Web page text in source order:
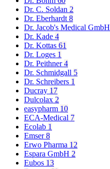
Dr. C. Soldan 2
Dr. Eberhardt 8
Dr. Jacob's Medical GmbH
Dr. Kade 4
Dr. Kottas 61
Dr. Loges 1
Dr. Peithner4
Dr. Schmidgall 5
Dr. Schreibers 1
Ducray 17
Dulcolax 2
easypharm 10
ECA-Medical 7
Ecolab 1
Emser8
Erwo Pharma 12
Espara GmbH 2
Eubos 13